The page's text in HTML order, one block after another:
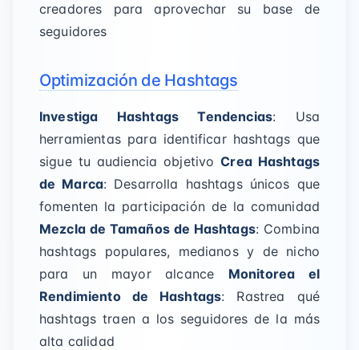
creadores para aprovechar su base de
seguidores
Optimización de Hashtags
Investiga Hashtags Tendencias: Usa
herramientas para identificar hashtags que
sigue tu audiencia objetivoCrea Hashtags
de Marca: Desarrolla hashtags únicos que
fomenten la participación de la comunidad
Mezcla de Tamaños de Hashtags: Combina
hashtags populares, medianos y de nicho
para un mayor alcance Monitorea el
Rendimiento de Hashtags: Rastrea qué
hashtags traen a los seguidores de la más
alta calidad